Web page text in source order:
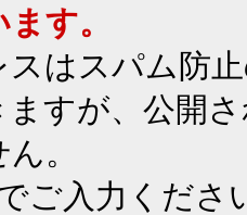
す。
スはスパム防
ますが、公開
。
ご入力くださ